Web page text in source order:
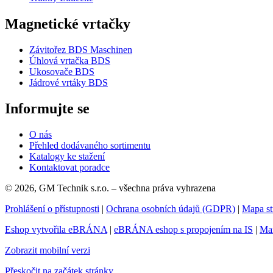
Magnetické vrtačky
Závitořez BDS Maschinen
Úhlová vrtačka BDS
Ukosovače BDS
Jádrové vrtáky BDS
Informujte se
O nás
Přehled dodávaného sortimentu
Katalogy ke stažení
Kontaktovat poradce
© 2026, GM Technik s.r.o. – všechna práva vyhrazena
Prohlášení o přístupnosti | Ochrana osobních údajů (GDPR) | Mapa
Eshop vytvořila eBRÁNA | eBRÁNA eshop s propojením na IS |
Zobrazit mobilní verzi
Přeskočit na začátek stránky